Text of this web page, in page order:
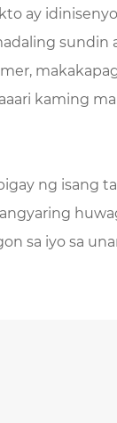
ay
kaming
ng isang
sa iyo sa